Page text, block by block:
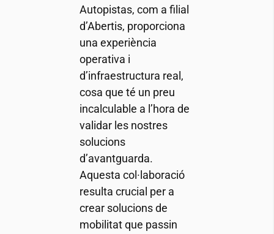
Autopistas, com a filial
d’Abertis, proporciona
una experiència
operativa i
d’infraestructura real,
cosa que té un preu
incalculable a l’hora de
validar les nostres
solucions
d’avantguarda.
Aquesta col·laboració
resulta crucial per a
crear solucions de
mobilitat que passin